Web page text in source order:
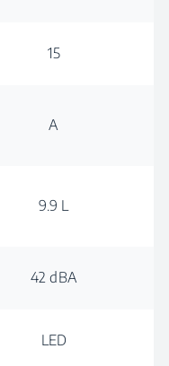
15
A
9.9 L
42 dBA
LED